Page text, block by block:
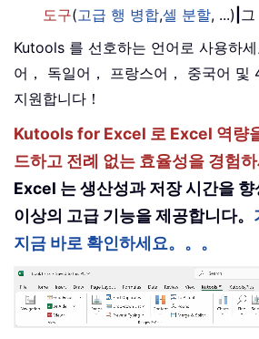
도구(고급 행 병합,셀 분할, ...)
Kutools 를 선호하는 언어로 사용하
어， 독일어， 프랑스어， 중국어 및
지원합니다！
Kutools for Excel 로 Excel 역량
드하고 전례 없는 효율성을 경험하
Excel 는 생산성과 저장 시간을
이상의 고급 기능을 제공합니다。
지금 바로 확인하세요。。。